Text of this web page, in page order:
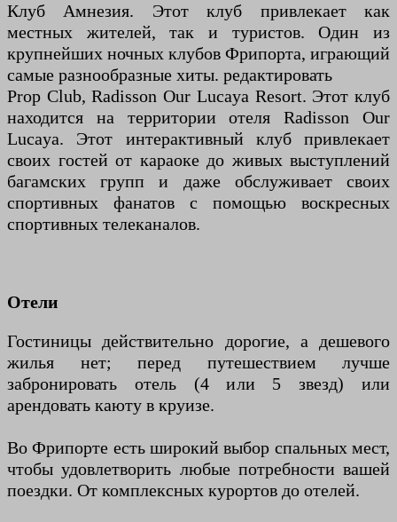
Клуб Амнезия. Этот клуб привлекает как
местных жителей, так и туристов. Один из
крупнейших ночных клубов Фрипорта, играющий
самые разнообразные хиты. редактировать
Prop Club, Radisson Our Lucaya Resort. Этот клуб
находится на территории отеля Radisson Our
Lucaya. Этот интерактивный клуб привлекает
своих гостей от караоке до живых выступлений
багамских групп и даже обслуживает своих
спортивных фанатов с помощью воскресных
спортивных телеканалов.
Отели
Гостиницы действительно дорогие, а дешевого
жилья нет; перед путешествием лучше
забронировать отель (4 или 5 звезд) или
арендовать каюту в круизе.
Во Фрипорте есть широкий выбор спальных мест,
чтобы удовлетворить любые потребности вашей
поездки. От комплексных курортов до отелей.